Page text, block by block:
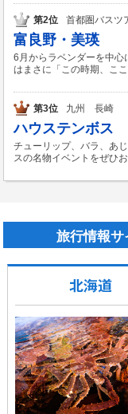
第2位 首都圏バスツ
富良野・美瑛
6月からラベンダーを中心
はまさに「この時期、こ
第3位 九州 長崎
ハウステンボス
チューリップ、バラ、あ
スの名物イベントをぜひ
旅行情報サ